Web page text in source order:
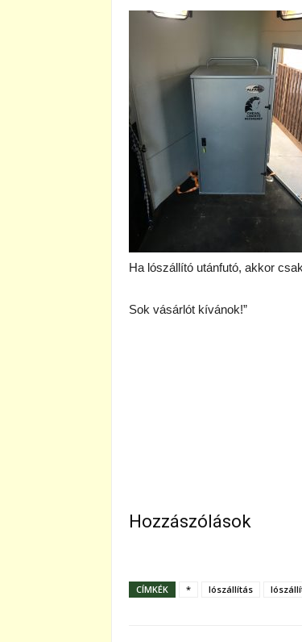
Ha lószállító utánfutó, akkor
Sok vásárlót kívánok!”
Hozzászólások
CÍMKÉK * lószállítás